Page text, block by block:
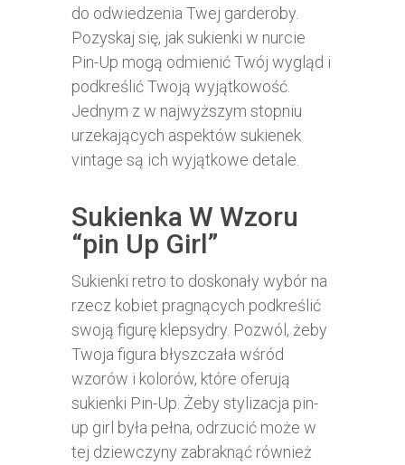
do odwiedzenia Twej garderoby.
Pozyskaj się, jak sukienki w nurcie
Pin-Up mogą odmienić Twój wygląd i
podkreślić Twoją wyjątkowość.
Jednym z w najwyższym stopniu
urzekających aspektów sukienek
vintage są ich wyjątkowe detale.
Sukienka W Wzoru
“pin Up Girl”
Sukienki retro to doskonały wybór na
rzecz kobiet pragnących podkreślić
swoją figurę klepsydry. Pozwól, żeby
Twoja figura błyszczała wśród
wzorów i kolorów, które oferują
sukienki Pin-Up. Żeby stylizacja pin-
up girl była pełna, odrzucić może w
tej dziewczyny zabraknąć również